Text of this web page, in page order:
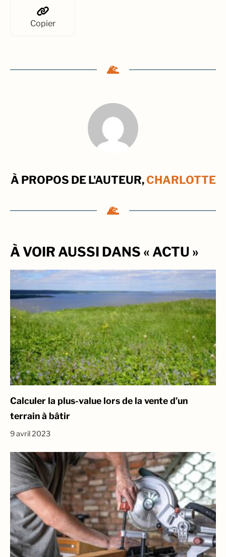
Copier
À PROPOS DE L'AUTEUR,CHARLOTTE
À VOIR AUSSI DANS « ACTU »
Calculer la plus-value lors de la vente d’un
terrain à bâtir
9 avril 2023